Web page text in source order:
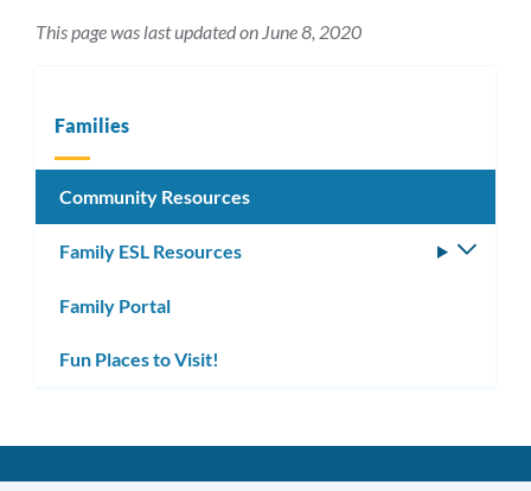
This page was last updated on June 8, 2020
Families
Community Resources
Family ESL Resources
Family Portal
Fun Places to Visit!